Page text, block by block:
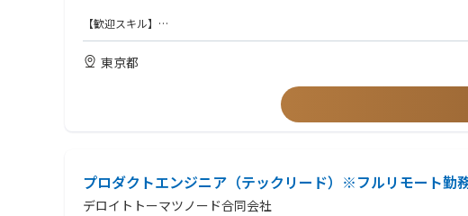
【歓迎スキル】
監査法人でのご経験、上場会社でのCFO経験
東京都
プロダクトエンジニア（テックリード）※フルリモート勤
デロイトトーマツノード合同会社